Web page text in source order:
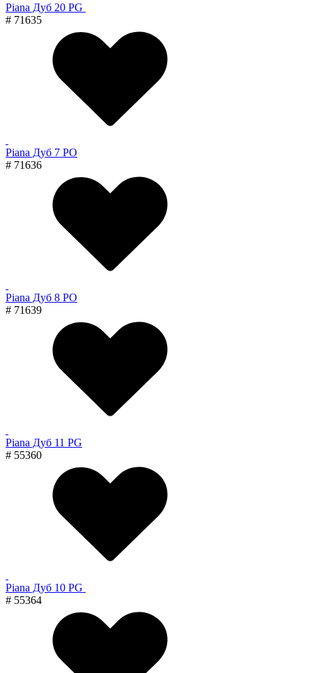
Piana Дуб 20 PG
# 71635
Piana Дуб 7 PO
# 71636
Piana Дуб 8 PO
# 71639
Piana Дуб 11 PG
# 55360
Piana Дуб 10 PG
# 55364